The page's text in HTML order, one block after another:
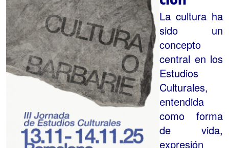
La cultura ha
sido un
concepto
central en los
Estudios
Culturales,
entendida
como forma
de vida,
expresión